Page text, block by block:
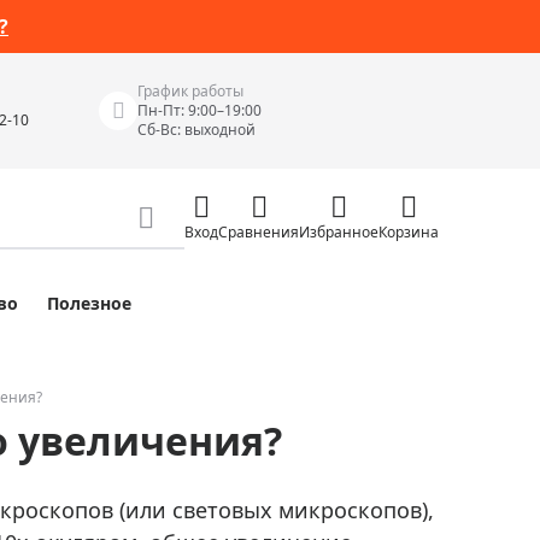
10
График работы
Пн-Пт: 9:00–19:00
Сб-Вс: выходной
Junior
Измерительные инструменты
Цифровые уровни и угломеры
Приборы неразрушающего контроля
ВходСравненияИзбранноеКорзина
Полезное
(или световых микроскопов),